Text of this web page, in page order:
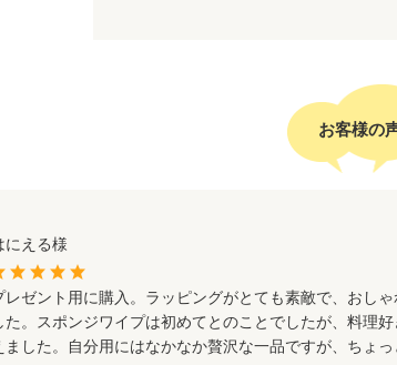
お客様の
にえる様
レゼント用に購入。ラッピングがとても素敵で、おし
た。スポンジワイプは初めてとのことでしたが、料理
ました。自分用にはなかなか贅沢な一品ですが、ちょ